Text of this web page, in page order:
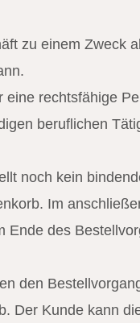
zu einem Zweck
rechtsfähige
beruflichen
noch kein
Im
des
den
Der Kunde kann